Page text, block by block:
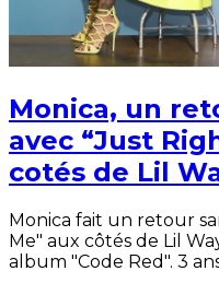
Monica, un
avec “Just
cotés de Lil
Monica fait un retour
Me" aux côtés de Lil
album "Code Red". 3